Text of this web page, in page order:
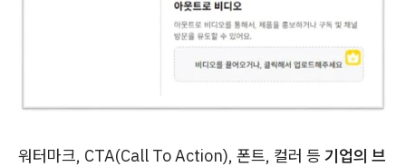
워터마크, CTA(Call To Action), 폰트, 컬러 등 기업의 브